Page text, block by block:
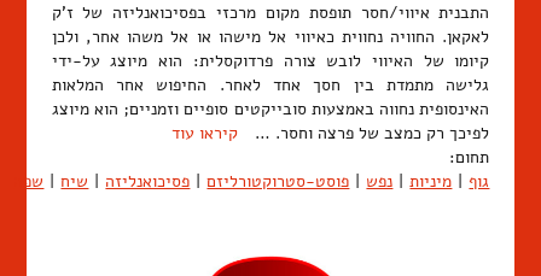
התבנית איווי/חסר תופסת מקום מרכזי בפסיכואנליזה של ז'ק
לאקאן. החוויה נחווית כאיווי אל מישהו או אל משהו אחר, ולכן
קיומו של האיווי לובש צורה פרדוקסלית: הוא מיוצג על-ידי
גלישה מתמדת בין חסך אחד לאחר. החיפוש אחר המלאות
האינסופית נחווה באמצעות סובייקטים סופיים וזמניים; הוא מיוצג
לפיכך רק כמצב של פרצה וחסר. … קיראו עוד
תחום:
גוף | מיניות | נפש | פוסט-סטרוקטורליזם | פסיכואנליזה | שיח | שפה